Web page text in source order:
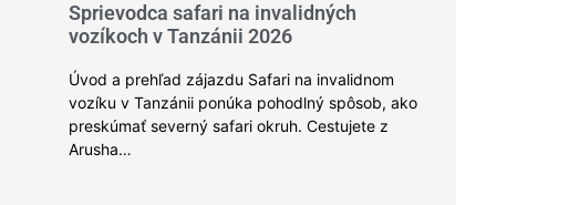
Sprievodca safari na invalidných
vozíkoch v Tanzánii 2026
Úvod a prehľad zájazdu Safari na invalidnom
vozíku v Tanzánii ponúka pohodlný spôsob, ako
preskúmať severný safari okruh. Cestujete z
Arusha…